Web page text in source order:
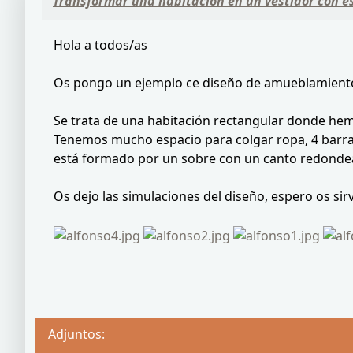
Hola a todos/as
Os pongo un ejemplo ce diseño de
Se trata de una habitación rectangular donde
Tenemos mucho espacio para colgar ropa, 4
está formado por un sobre con un canto
Os dejo las simulaciones del diseño, espero os
Adjuntos: